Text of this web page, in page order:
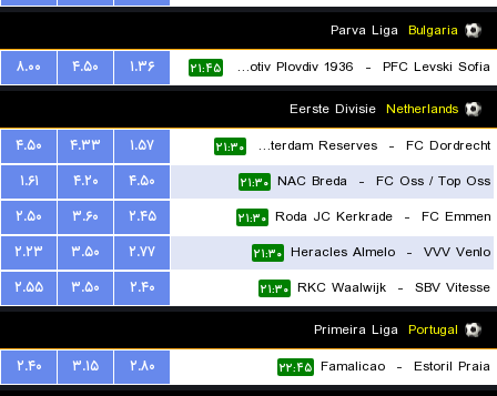
Bulgaria
PFC Levski Sofia
-
PFC Lokomotiv Plovdiv 1936 ۲۱:۴۵ ۱.۳۶ ۴.۵۰
۸.۰۰
Netherlands
FC Dordrecht
-
Ajax Amsterdam Reserves ۲۱:۳۰ ۱.۵۷ ۴.۳۳
۴.۵۰
FC Oss / Top Oss
-
NAC Breda ۲۱:۳۰ ۴.۵۰ ۴.۲۰
۱.۶۱
FC Emmen
-
Roda JC Kerkrade ۲۱:۳۰ ۲.۴۵ ۳.۶۰
۲.۵۰
VVV Venlo
-
Heracles Almelo ۲۱:۳۰ ۲.۷۷ ۳.۵۰
۲.۲۳
SBV Vitesse
-
RKC Waalwijk ۲۱:۳۰ ۲.۴۰ ۳.۵۰
۲.۵۵
Portugal
Estoril Praia
-
Famalicao ۲۲:۴۵ ۲.۸۰ ۳.۱۵
۲.۴۰